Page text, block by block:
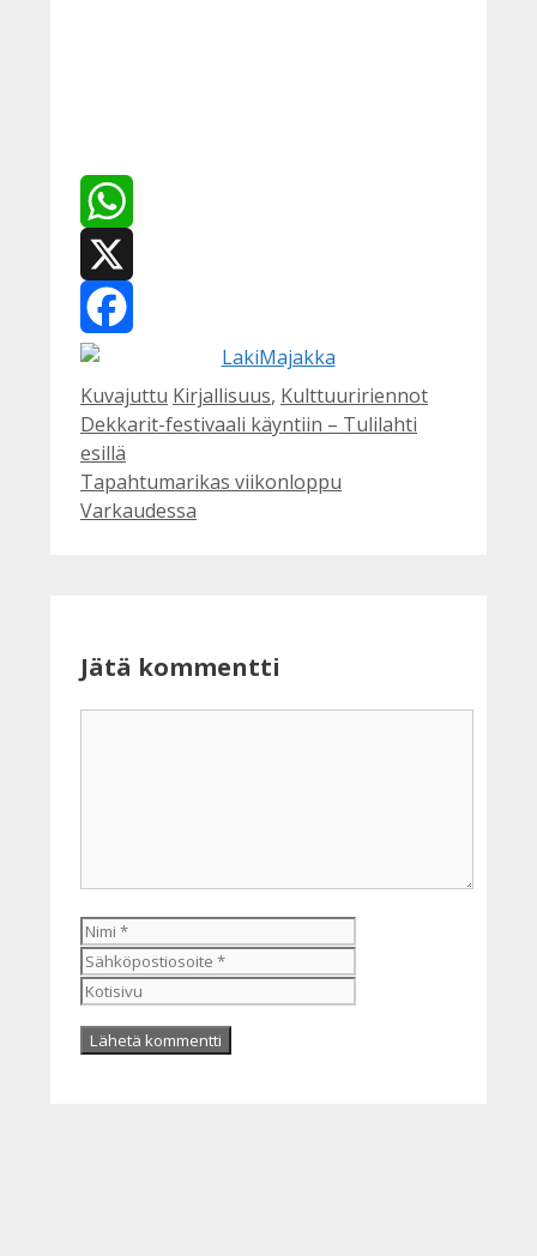
WhatsApp
X
Facebook
Kategoriat
Kuvajuttu Avainsanat
Kirjallisuus, Kulttuuririennot
Dekkarit-festivaali käyntiin – Tulilahti
esillä
Tapahtumarikas viikonloppu
Varkaudessa
Jätä kommentti
Nimi